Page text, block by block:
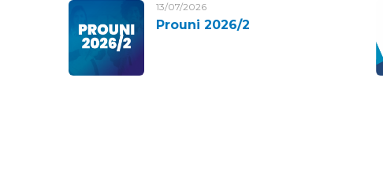
13/07/2026
Prouni 2026/2